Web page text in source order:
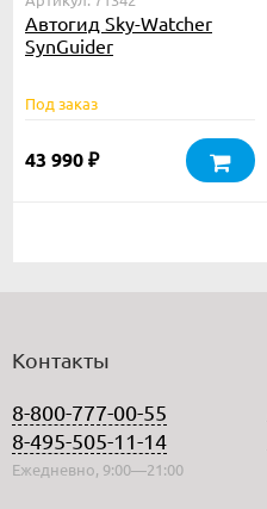
Автогид Sky-Watcher
SynGuider
Под заказ
43 990 ₽
Контакты
8-800-777-00-55
8-495-505-11-14
Ежедневно, 9:00—21:00